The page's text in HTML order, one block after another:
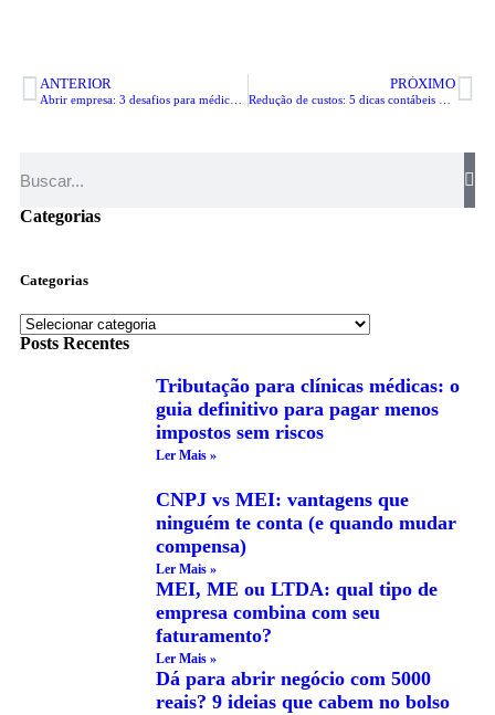
ANTERIOR PRÓXIMO
Categorias
Categorias
Posts Recentes
Tributação para clínicas médicas: o
guia definitivo para pagar menos
impostos sem riscos
Ler Mais »
CNPJ vs MEI: vantagens que
ninguém te conta (e quando mudar
compensa)
Ler Mais »
MEI, ME ou LTDA: qual tipo de
empresa combina com seu
faturamento?
Ler Mais »
Dá para abrir negócio com 5000
reais? 9 ideias que cabem no bolso